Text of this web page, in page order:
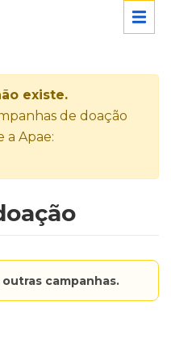
existe.
de doação
a Apae:
campanhas.